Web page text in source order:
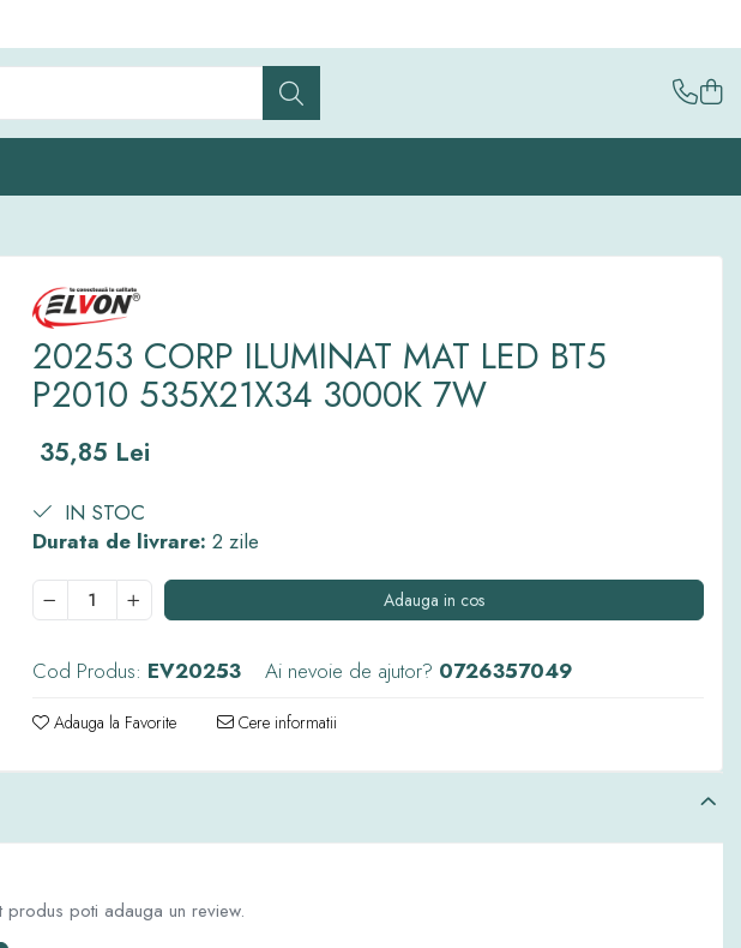
20253 CORP ILUMINAT MAT LED BT5
P2010 535X21X34 3000K 7W
35,85 Lei
IN STOC
Durata de livrare: 2 zile
Adauga in cos
Cod Produs: EV20253 Ai nevoie de ajutor? 0726357049
Adauga la Favorite Cere informatii
poti adauga un review.